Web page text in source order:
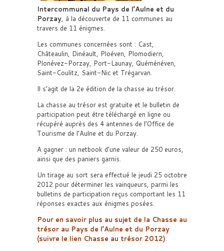
Intercommunal du Pays de l’Aulne et du
Porzay, à la découverte de 11 communes au
travers de 11 énigmes.
Les communes concernées sont : Cast,
Châteaulin, Dinéault, Ploéven, Plomodiern,
Plonévez-Porzay, Port-Launay, Quéménéven,
Saint-Coulitz, Saint-Nic et Trégarvan.
Il s’agit de la 2e édition de la chasse au trésor.
La chasse au trésor est gratuite et le bulletin de
participation peut être téléchargé en ligne ou
récupéré auprès des 4 antennes de l’Office de
Tourisme de l’Aulne et du Porzay.
A gagner : un netbook d’une valeur de 250 euros,
ainsi que des paniers garnis.
Un tirage au sort sera effectué le jeudi 25 octobre
2012 pour déterminer les vainqueurs, parmi les
bulletins de participation reçus comportant les 11
réponses exactes aux énigmes posées.
Pour en savoir plus au sujet de la Chasse au
trésor au Pays de l’Aulne et du Porzay
(suivre le lien Chasse au trésor 2012).